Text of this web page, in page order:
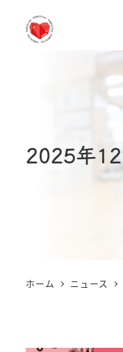
2025年12
ホーム ニュース